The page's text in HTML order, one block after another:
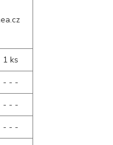
1 ks
- - -
- - -
- - -